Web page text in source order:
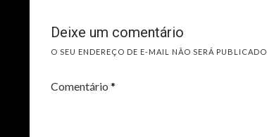
Deixe um comentário
O SEU ENDEREÇO DE E-MAIL NÃO SERÁ PUBLICADO.
Comentário *